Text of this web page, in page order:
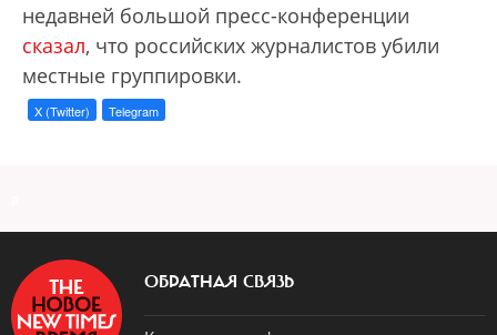
недавней большой пресс-конференции
сказал, что российских журналистов убили
местные группировки.
X (Twitter) Telegram
ОБРАТНАЯ СВЯЗЬ